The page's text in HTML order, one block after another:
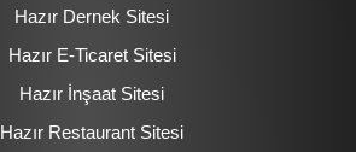
Hazır Dernek Sitesi
Hazır E-Ticaret Sitesi
Hazır İnşaat Sitesi
Hazır Restaurant Sitesi